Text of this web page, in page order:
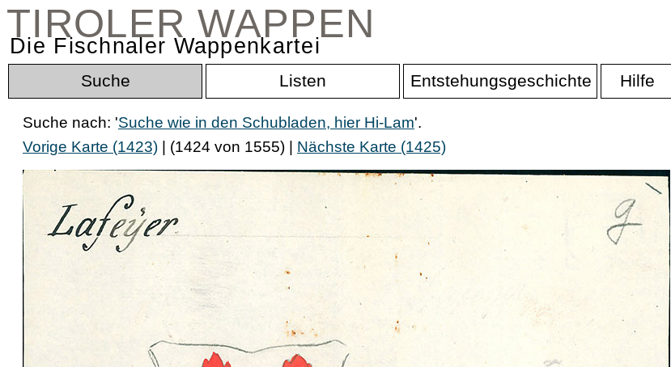
TIROLER WAPPEN
Die Fischnaler Wappenkartei
Suche Listen Entstehungsgeschichte Hilfe
Suche nach: 'Suche wie in den Schubladen, hier Hi-Lam'.
Vorige Karte (1423) | (1424 von 1555) | Nächste Karte (1425)